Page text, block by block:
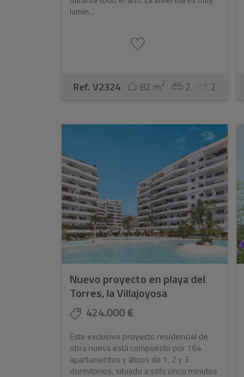
lumin...
Ref. V2324 82 m2 2 2
Nuevo proyecto en playa del
Torres, la Villajoyosa
424.000 €
Este exclusivo proyecto residencial de
obra nueva está compuesto por 164
apartamentos y áticos de 1, 2 y 3
dormitorios, situado a solo cinco minutos